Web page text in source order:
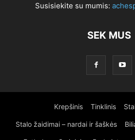
Susisiekite su mumis:
SEK MUS
Krepšinis Tinklinis
Stalo žaidimai – nardai ir šaškės